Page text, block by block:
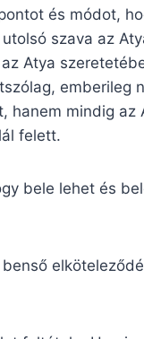
és módot,
szava az
Atya
emberileg
hanem mindig az
felett.
bele lehet és